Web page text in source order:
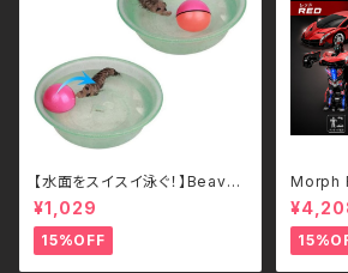
【水面をスイスイ泳ぐ！】Beave
r's Ball 電動ビーバーボール
犬・猫用 ペットトイ
¥1,029
15%OFF
Morph
ト）｜ボ
スポー
ラジコ
式）